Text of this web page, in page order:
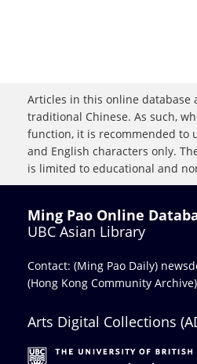
Articles in this online database
traditional Chinese. As such,
function, it is recommended to
and English characters only.
is limited to educational and
Ming Pao Online
UBC Asian Library
Contact: (Ming Pao Daily)
(Hong Kong Community Archive)
Arts Digital Collections